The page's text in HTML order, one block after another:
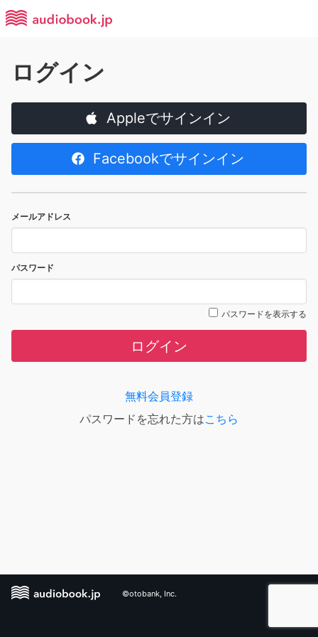
ログイン
Appleでサインイン
Facebookでサインイン
メールアドレス
パスワード
パスワードを表示する
ログイン
無料会員登録
パスワードを忘れた方はこちら
©otobank, Inc.